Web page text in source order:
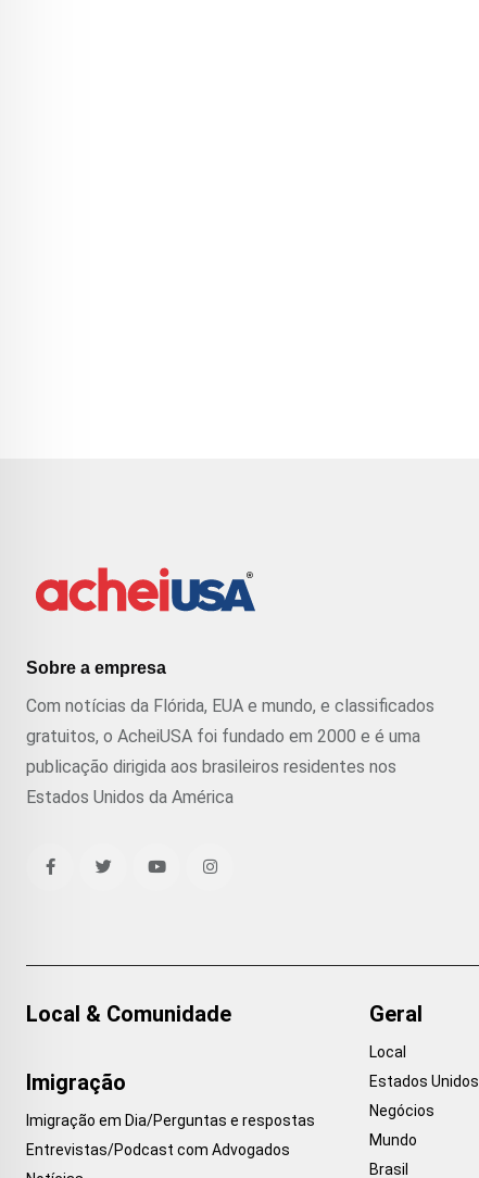
Sobre a empresa
Com notícias da Flórida, EUA e mundo, e classificados
gratuitos, o AcheiUSA foi fundado em 2000 e é uma
publicação dirigida aos brasileiros residentes nos
Estados Unidos da América
Local & Comunidade
Imigração
Imigração em Dia/Perguntas e respostas
Entrevistas/Podcast com Advogados
Geral
Local
Estados Unidos
Negócios
Mundo
Brasil